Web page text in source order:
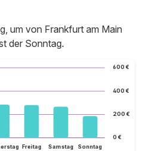
um von Frankfurt am Main
der Sonntag.
0 €
200 €
400 €
600 €
Freitag Samstag Sonntag